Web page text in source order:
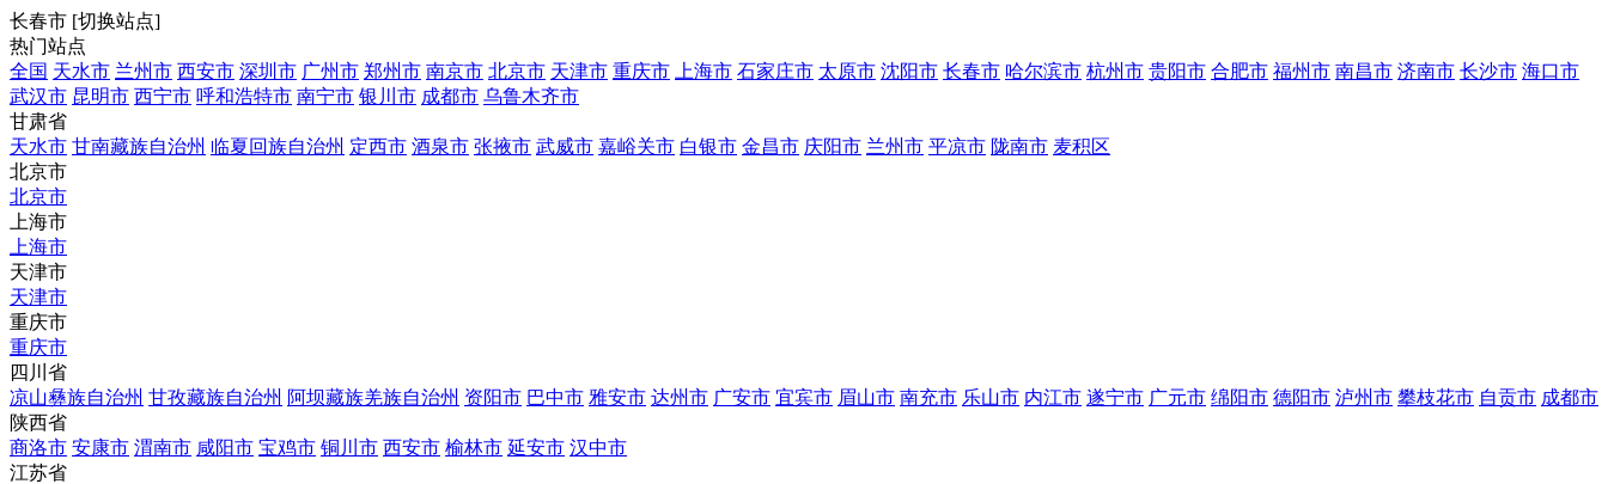
长春市 [切换站点]
热门站点
全国 天水市 兰州市 西安市 深圳市 广州市 郑州市 南京市 北京市 天津市 重庆市 上海市 石家庄市 太原市 沈阳市 长春市 哈尔滨市 杭州市 贵阳市 合肥市 福州市 南昌市 济南市 长沙市 海口市
武汉市 昆明市 西宁市 呼和浩特市 南宁市 银川市 成都市 乌鲁木齐市
甘肃省
天水市 甘南藏族自治州 临夏回族自治州 定西市 酒泉市 张掖市 武威市 嘉峪关市 白银市 金昌市 庆阳市 兰州市 平凉市 陇南市 麦积区
北京市
北京市
上海市
上海市
天津市
天津市
重庆市
重庆市
四川省
凉山彝族自治州 甘孜藏族自治州 阿坝藏族羌族自治州 资阳市 巴中市 雅安市 达州市 广安市 宜宾市 眉山市 南充市 乐山市 内江市 遂宁市 广元市 绵阳市 德阳市 泸州市 攀枝花市 自贡市 成都市
陕西省
商洛市 安康市 渭南市 咸阳市 宝鸡市 铜川市 西安市 榆林市 延安市 汉中市
江苏省